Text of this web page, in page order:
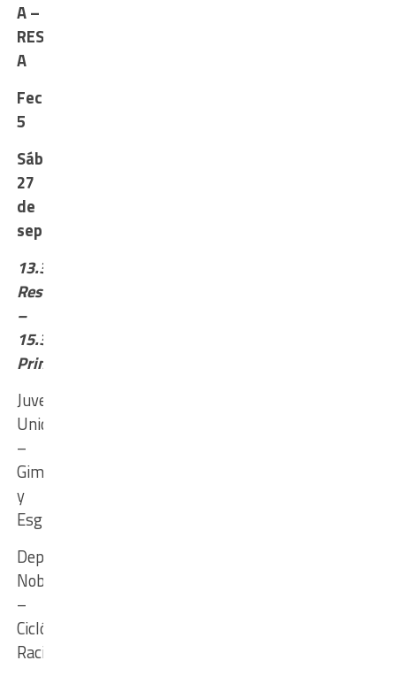
A –
RESERVA
A
Fecha
5
Sábado
27
de
septiembre
13.30
Reserva
–
15.30
Primera
Juventud
Unida
–
Gimnasia
y
Esgrima
Deportivo
Nobleza
–
Ciclón
Racing